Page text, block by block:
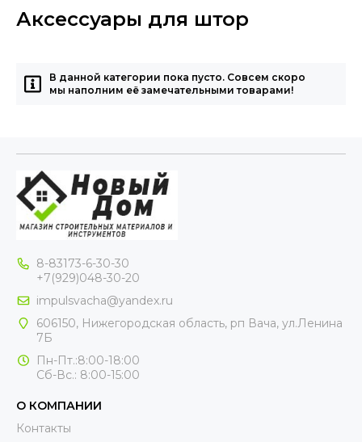
Аксессуары для штор
В данной категории пока пусто. Совсем скоро
мы наполним её замечательными товарами!
8-83173-6-30-30
+7(929)048-30-20
impulsvacha@yandex.ru
606150, Нижегородская область, рп Вача, ул.Ленина
7Б
Пн-Пт.:8:00-18:00
Сб-Вс.: 8:00-15:00
О КОМПАНИИ
Контакты